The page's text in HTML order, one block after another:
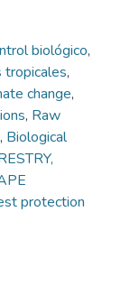
biológico,
tropicales,
change,
, Raw
, Biological
protection